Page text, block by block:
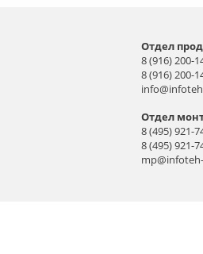
Отдел
8 (916) 200-
8 (916) 200-
Отдел
8 (495) 921-
8 (495) 921-